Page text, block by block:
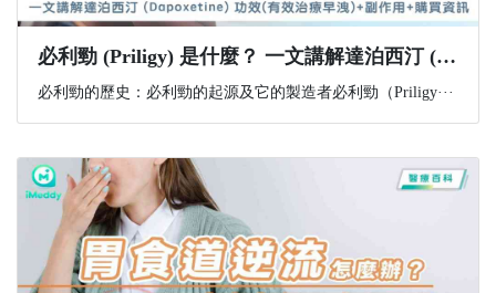
必利勁 (Priligy) 是什麼？ 一文講解達泊西汀 (Dapoxetine) 功效(有效治療早洩)+副作用+購買資訊
必利勁的歷史：必利勁的起源及它的製造者必利勁（Priligy···